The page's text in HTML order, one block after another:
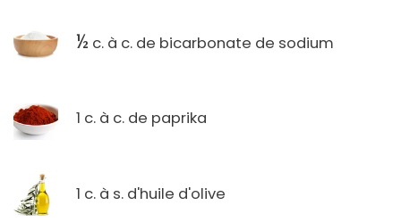
½ c. à c. de bicarbonate de sodium
1 c. à c. de paprika
1 c. à s. d'huile d'olive